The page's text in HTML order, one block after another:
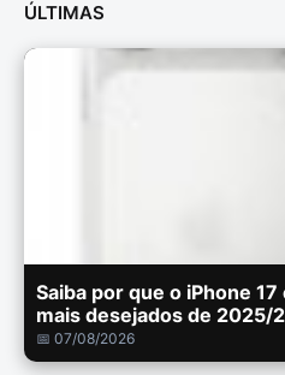
ÚLTIMAS
Saiba por que o iPhone
mais desejados de 2025/
📅 07/08/2026